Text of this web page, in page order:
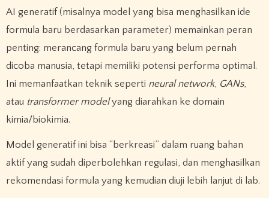
AI generatif (misalnya model yang bisa menghasilkan ide
formula baru berdasarkan parameter) memainkan peran
penting: merancang formula baru yang belum pernah
dicoba manusia, tetapi memiliki potensi performa optimal.
Ini memanfaatkan teknik seperti neural network, GANs,
atau transformer modelyang diarahkan ke domain
kimia/biokimia.
Model generatif ini bisa “berkreasi” dalam ruang bahan
aktif yang sudah diperbolehkan regulasi, dan menghasilkan
rekomendasi formula yang kemudian diuji lebih lanjut di lab.